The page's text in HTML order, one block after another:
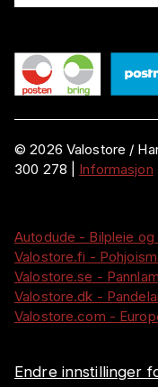
©2026 Valostore /
300 278
Informasjon
Autodude - Bilpleie og
Valostore.fi -
Valostore.se -
Valostore.dk -
Valostore.com -
Endre innstillinger